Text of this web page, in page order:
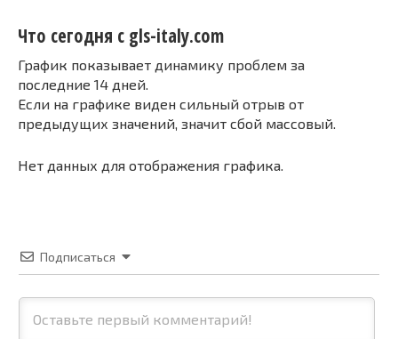
Что сегодня с gls-italy.com
График показывает динамику проблем за
последние 14 дней.
Если на графике виден сильный отрыв от
предыдущих значений, значит сбой массовый.
Нет данных для отображения графика.
Подписаться